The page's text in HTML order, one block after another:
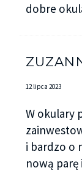
dobre
12 lipca 2023
W okulary
i bardzo o
nową parę